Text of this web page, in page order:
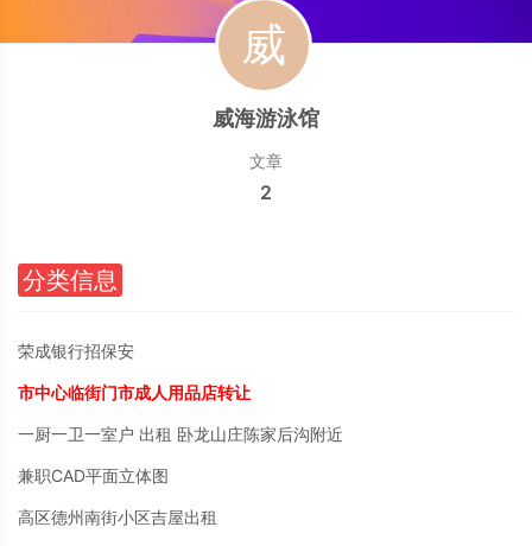
威海游泳馆
文章
2
分类信息
荣成银行招保安
市中心临街门市成人用品店转让
一厨一卫一室户 出租 卧龙山庄陈家后沟附近
兼职CAD平面立体图
高区德州南街小区吉屋出租